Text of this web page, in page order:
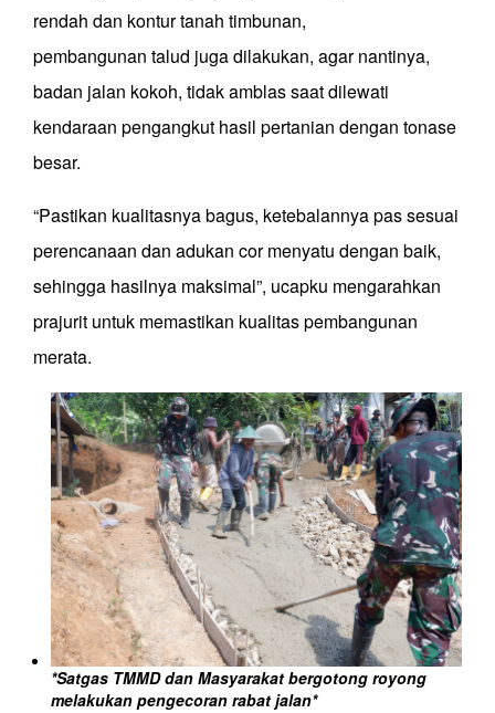
rendah dan kontur tanah timbunan,
pembangunan talud juga dilakukan, agar nantinya,
badan jalan kokoh, tidak amblas saat dilewati
kendaraan pengangkut hasil pertanian dengan tonase
besar.
“Pastikan kualitasnya bagus, ketebalannya pas sesuai
perencanaan dan adukan cor menyatu dengan baik,
sehingga hasilnya maksimal”, ucapku mengarahkan
prajurit untuk memastikan kualitas pembangunan
merata.
*Satgas TMMD dan Masyarakat bergotong royong
melakukan pengecoran rabat jalan*